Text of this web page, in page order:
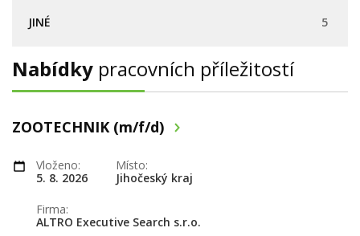
5
JINÉ
Nabídky pracovních příležitostí
ZOOTECHNIK (m/f/d)
Vloženo:
5. 8. 2026
Místo:
Jihočeský kraj
Firma:
ALTRO Executive Search s.r.o.